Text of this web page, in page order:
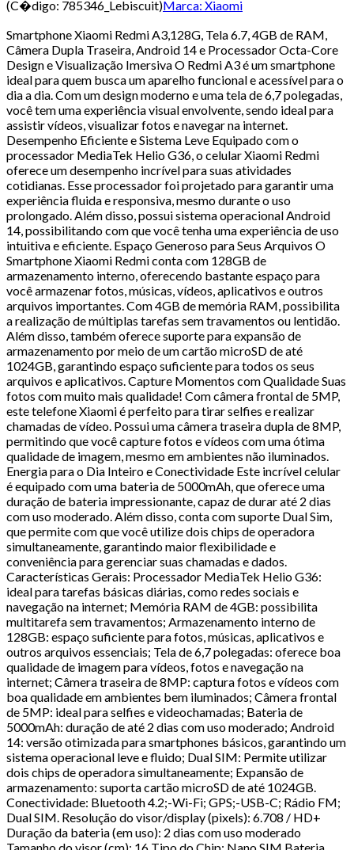
(C�digo: 785346_Lebiscuit)Marca: Xiaomi
Smartphone Xiaomi Redmi A3,128G, Tela 6.7, 4GB de RAM,
Câmera Dupla Traseira, Android 14 e Processador Octa-Core
Design e Visualização Imersiva O Redmi A3 é um smartphone
ideal para quem busca um aparelho funcional e acessível para o
dia a dia. Com um design moderno e uma tela de 6,7 polegadas,
você tem uma experiência visual envolvente, sendo ideal para
assistir vídeos, visualizar fotos e navegar na internet.
Desempenho Eficiente e Sistema Leve Equipado com o
processador MediaTek Helio G36, o celular Xiaomi Redmi
oferece um desempenho incrível para suas atividades
cotidianas. Esse processador foi projetado para garantir uma
experiência fluida e responsiva, mesmo durante o uso
prolongado. Além disso, possui sistema operacional Android
14, possibilitando com que você tenha uma experiência de uso
intuitiva e eficiente. Espaço Generoso para Seus Arquivos O
Smartphone Xiaomi Redmi conta com 128GB de
armazenamento interno, oferecendo bastante espaço para
você armazenar fotos, músicas, vídeos, aplicativos e outros
arquivos importantes. Com 4GB de memória RAM, possibilita
a realização de múltiplas tarefas sem travamentos ou lentidão.
Além disso, também oferece suporte para expansão de
armazenamento por meio de um cartão microSD de até
1024GB, garantindo espaço suficiente para todos os seus
arquivos e aplicativos. Capture Momentos com Qualidade Suas
fotos com muito mais qualidade! Com câmera frontal de 5MP,
este telefone Xiaomi é perfeito para tirar selfies e realizar
chamadas de vídeo. Possui uma câmera traseira dupla de 8MP,
permitindo que você capture fotos e vídeos com uma ótima
qualidade de imagem, mesmo em ambientes não iluminados.
Energia para o Dia Inteiro e Conectividade Este incrível celular
é equipado com uma bateria de 5000mAh, que oferece uma
duração de bateria impressionante, capaz de durar até 2 dias
com uso moderado. Além disso, conta com suporte Dual Sim,
que permite com que você utilize dois chips de operadora
simultaneamente, garantindo maior flexibilidade e
conveniência para gerenciar suas chamadas e dados.
Características Gerais: Processador MediaTek Helio G36:
ideal para tarefas básicas diárias, como redes sociais e
navegação na internet; Memória RAM de 4GB: possibilita
multitarefa sem travamentos; Armazenamento interno de
128GB: espaço suficiente para fotos, músicas, aplicativos e
outros arquivos essenciais; Tela de 6,7 polegadas: oferece boa
qualidade de imagem para vídeos, fotos e navegação na
internet; Câmera traseira de 8MP: captura fotos e vídeos com
boa qualidade em ambientes bem iluminados; Câmera frontal
de 5MP: ideal para selfies e videochamadas; Bateria de
5000mAh: duração de até 2 dias com uso moderado; Android
14: versão otimizada para smartphones básicos, garantindo um
sistema operacional leve e fluido; Dual SIM: Permite utilizar
dois chips de operadora simultaneamente; Expansão de
armazenamento: suporta cartão microSD de até 1024GB.
Conectividade: Bluetooth 4.2;-Wi-Fi; GPS;-USB-C; Rádio FM;
Dual SIM. Resolução do visor/display (pixels): 6.708 / HD+
Duração da bateria (em uso): 2 dias com uso moderado